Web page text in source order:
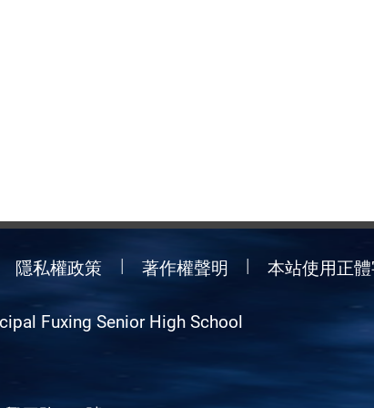
隱私權政策 著作權聲明 本站使用正
Fuxing Senior High School